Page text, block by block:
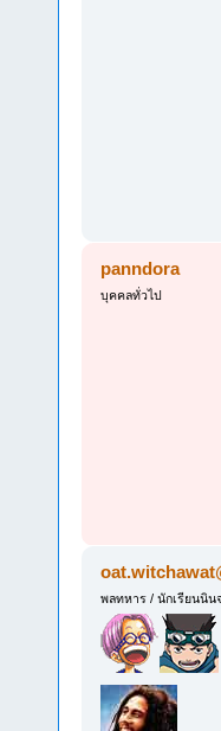
panndora
บุคคลทั่วไป
พลทหาร / นักเรียนนิน